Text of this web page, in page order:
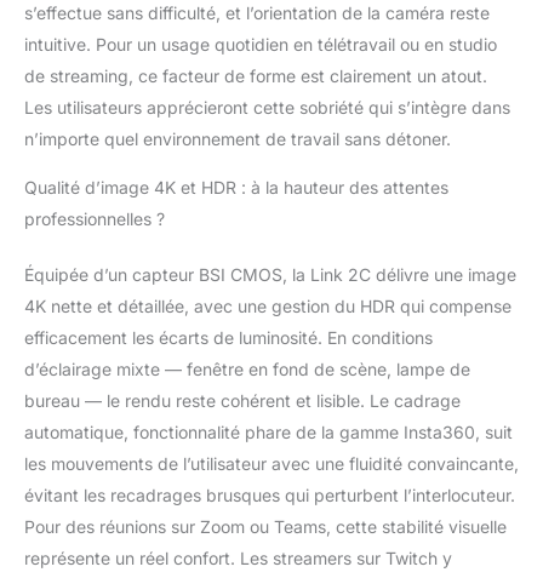
s’effectue sans difficulté, et l’orientation de la caméra reste
intuitive. Pour un usage quotidien en télétravail ou en studio
de streaming, ce facteur de forme est clairement un atout.
Les utilisateurs apprécieront cette sobriété qui s’intègre dans
n’importe quel environnement de travail sans détoner.
Qualité d’image 4K et HDR : à la hauteur des attentes
professionnelles ?
Équipée d’un capteur BSI CMOS, la Link 2C délivre une image
4K nette et détaillée, avec une gestion du HDR qui compense
efficacement les écarts de luminosité. En conditions
d’éclairage mixte — fenêtre en fond de scène, lampe de
bureau — le rendu reste cohérent et lisible. Le cadrage
automatique, fonctionnalité phare de la gamme Insta360, suit
les mouvements de l’utilisateur avec une fluidité convaincante,
évitant les recadrages brusques qui perturbent l’interlocuteur.
Pour des réunions sur Zoom ou Teams, cette stabilité visuelle
représente un réel confort. Les streamers sur Twitch y